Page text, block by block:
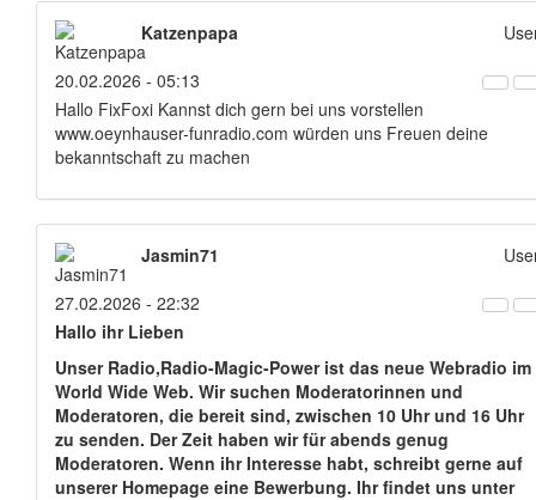
Katzenpapa
20.02.2026 - 05:13
Hallo FixFoxi Kannst dich gern bei uns vorstellen
www.oeynhauser-funradio.com würden uns Freuen deine
bekanntschaft zu machen
Jasmin71
27.02.2026 - 22:32
Hallo ihr Lieben
Unser Radio,Radio-Magic-Power ist das neue Webradio im
World Wide Web. Wir suchen Moderatorinnen und
Moderatoren, die bereit sind, zwischen 10 Uhr und 16 Uhr
zu senden. Der Zeit haben wir für abends genug
Moderatoren. Wenn ihr Interesse habt, schreibt gerne auf
unserer Homepage eine Bewerbung. Ihr findet uns unter